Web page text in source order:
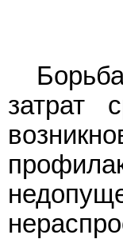
затрат